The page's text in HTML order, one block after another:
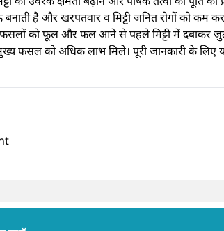
है और खरपतवार व मिट्टी जनित रोगों को कम
फसलों को फूल और फल आने से पहले मिट्टी में दबाकर
फसल को अधिक लाभ मिले। पूरी जानकारी के लिए